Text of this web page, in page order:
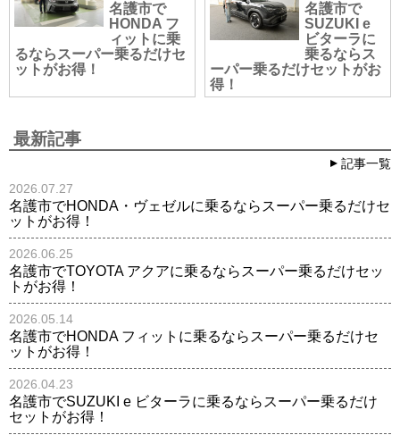
名護市で
HONDA フ
ィットに乗
るならスーパー乗るだけセ
ットがお得！
名護市で
SUZUKI e
ビターラに
乗るならス
ーパー乗るだけセットがお
得！
最新記事
記事一覧
2026.07.27
名護市でHONDA・ヴェゼルに乗るならスーパー乗るだけセ
ットがお得！
2026.06.25
名護市でTOYOTA アクアに乗るならスーパー乗るだけセッ
トがお得！
2026.05.14
名護市でHONDA フィットに乗るならスーパー乗るだけセ
ットがお得！
2026.04.23
名護市でSUZUKI e ビターラに乗るならスーパー乗るだけ
セットがお得！